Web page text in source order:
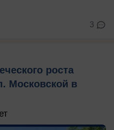
3
роста
Московской в